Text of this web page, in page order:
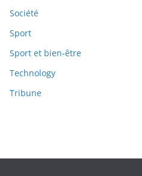
Société
Sport
Sport et bien-être
Technology
Tribune